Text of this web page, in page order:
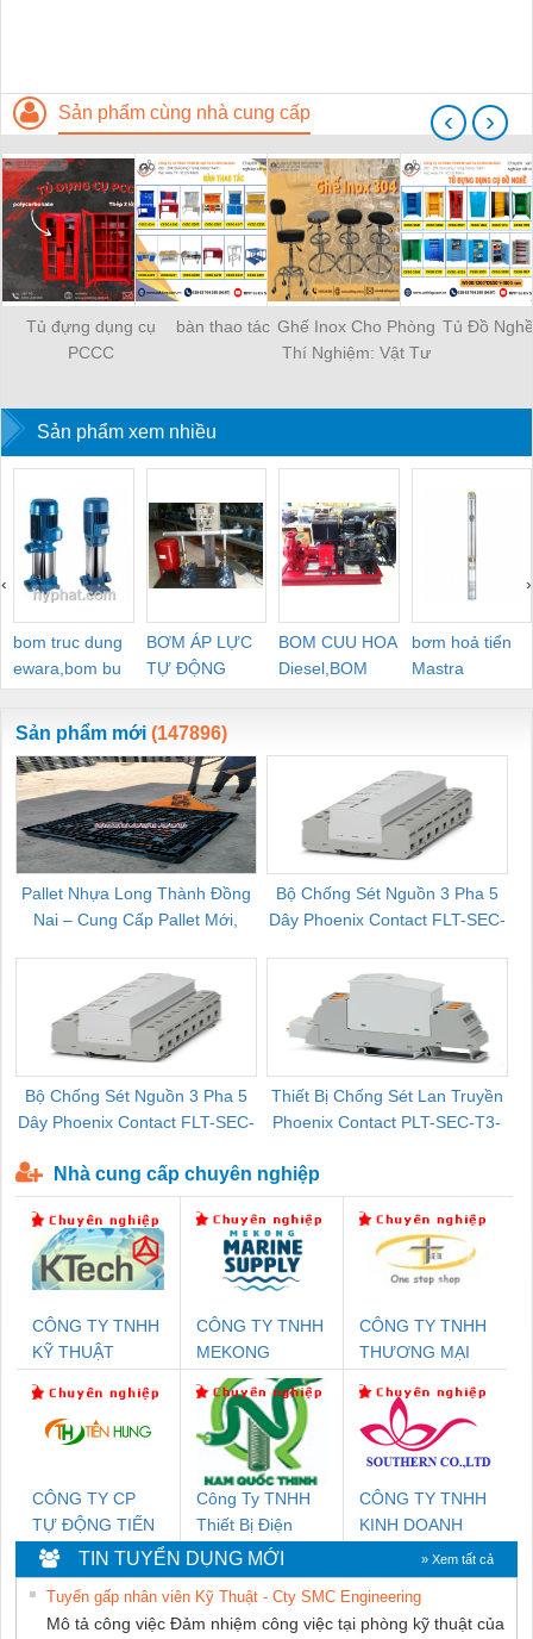
Sản phẩm cùng nhà cung cấp
Tủ đựng dụng cụ
PCCC
bàn thao tác Ghế Inox Cho Phòng
Thí Nghiệm: Vật Tư
Phòng Thí Nghiệm, Xét
Tủ Đồ Nghề
‹ ›
Sản phẩm xem nhiều
bom truc dung
ewara,bom bu
ewara
BƠM ÁP LỰC
TỰ ĐỘNG
BOM CUU HOA
Diesel,BOM
CHUA CHAY
bơm hoả tiển
Mastra
‹ ›
Sản phẩm mới (147896)
Pallet Nhựa Long Thành Đồng
Nai – Cung Cấp Pallet Mới,
Bộ Chống Sét Nguồn 3 Pha 5
Dây Phoenix Contact FLT-SEC-
Bộ Chống Sét Nguồn 3 Pha 5
Dây Phoenix Contact FLT-SEC-
Thiết Bị Chống Sét Lan Truyền
Phoenix Contact PLT-SEC-T3-
Nhà cung cấp chuyên nghiệp
CÔNG TY TNHH
KỸ THUẬT
NAM
CÔNG TY TNHH
MEKONG
MARINE
SUPPLY
CÔNG TY TNHH
THƯƠNG MẠI
NAM
CÔNG TY CP
TỰ ĐỘNG TIẾN
HƯNG
Công Ty TNHH
Thiết Bị Điện
Nam Quốc Thịnh
CÔNG TY TNHH
KINH DOANH
DỊCH VỤ XNK
PHƯƠNG NAM
TIN TUYỂN DỤNG MỚI » Xem tất cả
Tuyển gấp nhân viên Kỹ Thuật - Cty SMC Engineering
Mô tả công việc Đảm nhiệm công việc tại phòng kỹ thuật của